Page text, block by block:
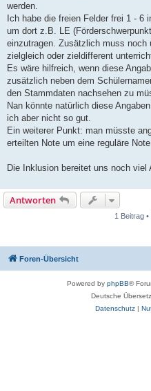
r
a
werden.
Ich habe die freien Felder frei 1 - 6
um dort z.B. LE
einzutragen. Zusätzlich muss noch
zielgleich oder zieldifferent
Es wäre hilfreich, wenn diese
zusätzlich neben dem
den Stammdaten nachsehen zu
Nan könnte natürlich diese
ich aber nicht so gut.
Ein weiterer Punkt: man müsste
erteilten Note um eine reguläre
Die Inklusion bereitet uns noch viel
Antworten
1 Beitrag •
Foren-Übersicht
Powered by phpBB®
Deutsche
Datenschutz|